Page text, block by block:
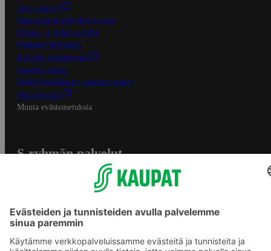
Oiva-raportit
Osuuskauppojen yhteystiedot
Tilaus- ja toimitusehdot
Tietosuojakäytäntö
Palvelun käyttöehdot
Saavutettavuus
Mobiilisovelluksen saavutettavuus
Mainostajalle
Muuta evästeasetuksia
S-ryhmän palvelut
Yhteishyvä Ruoka -sovellus
S-ostoslista -sovellus
Prisma.fi